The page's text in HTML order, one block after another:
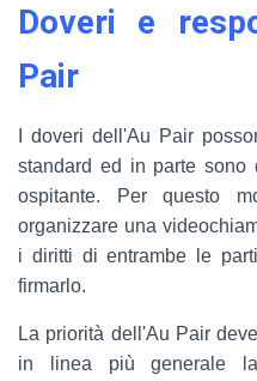
Doveri e
Pair
I doveri dell'Au Pair
standard ed in parte sono
ospitante. Per questo
organizzare una
i diritti di entrambe le
firmarlo.
La priorità dell'Au Pair
in linea più generale